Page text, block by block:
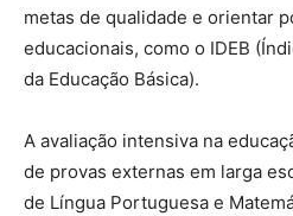
metas de qualidade e orientar
educacionais, como o IDEB
da Educação Básica).
A avaliação intensiva na
de provas externas em larga
de Língua Portuguesa e